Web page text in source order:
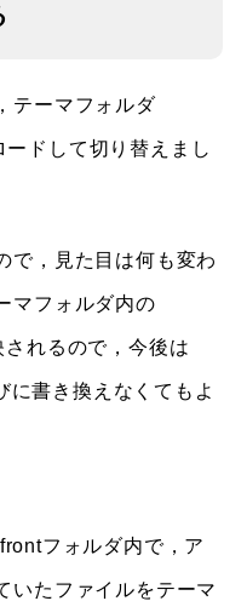
テーマフォルダ
ドして切り替えまし
で，見た目は何も変わ
マフォルダ内の
れるので，今後は
に書き換えなくてもよ
フォルダ内で，ア
いたファイルをテーマ